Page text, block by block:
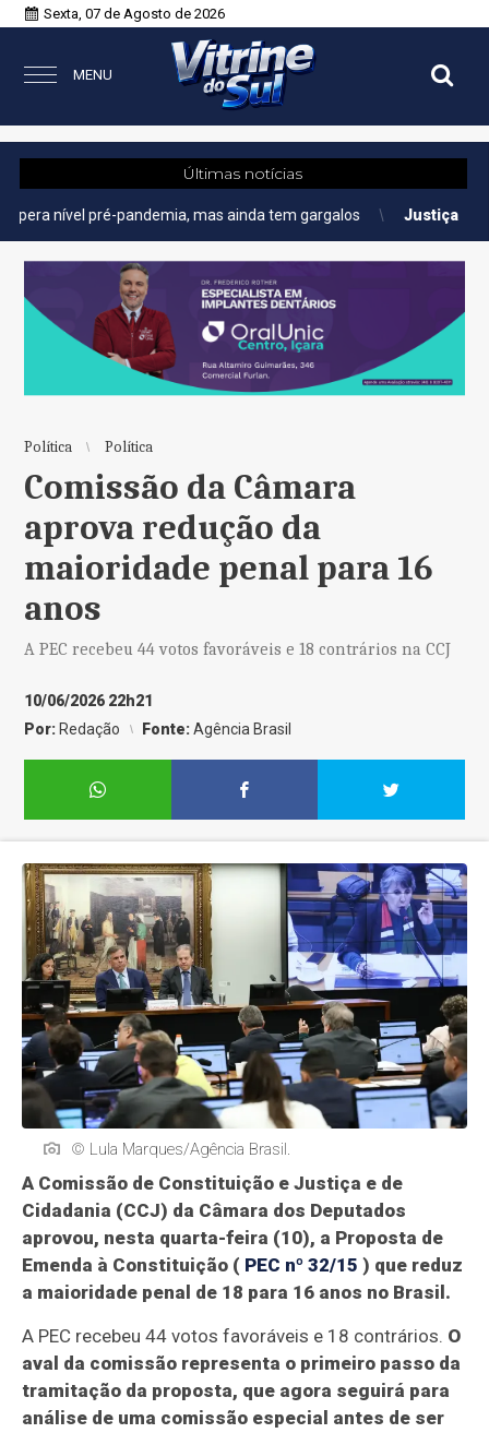
Sexta, 07 de Agosto de 2026
MENU
Últimas notícias
pandemia, mas ainda tem gargalos Justiça AGU pedirá na
Política Política
Comissão da Câmara
aprova redução da
maioridade penal para 16
anos
A PEC recebeu 44 votos favoráveis e 18 contrários na CCJ
10/06/2026 22h21
Por: Redação Fonte:Agência Brasil
© Lula Marques/Agência Brasil.
A Comissão de Constituição e Justiça e de
Cidadania (CCJ) da Câmara dos Deputados
aprovou, nesta quarta-feira (10), a Proposta de
Emenda à Constituição ( PEC nº 32/15 ) que reduz
a maioridade penal de 18 para 16 anos no Brasil.
A PEC recebeu 44 votos favoráveis e 18 contrários. O
aval da comissão representa o primeiro passo da
tramitação da proposta, que agora seguirá para
análise de uma comissão especial antes de ser